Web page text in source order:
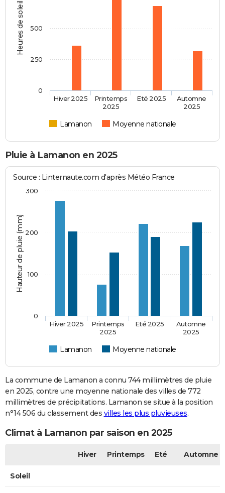
Heures de soleil
Lamanon Moyenne nationale
Hiver 2025
Printemps
2025
Eté 2025
Automne
2025
0
250
500
Pluie à Lamanon en 2025
Hauteur de pluie (mm)
Source : Linternaute.com d'après Météo France
Lamanon Moyenne nationale
Hiver 2025
Printemps
2025
Eté 2025
Automne
2025
0
100
200
300
La commune de Lamanon a connu 744 millimètres de pluie
en 2025, contre une moyenne nationale des villes de 772
millimètres de précipitations. Lamanon se situe à la position
n°14 506 du classement des villes les plus pluvieuses.
Climat à Lamanon par saison en 2025
Hiver Printemps Eté Automne
Soleil